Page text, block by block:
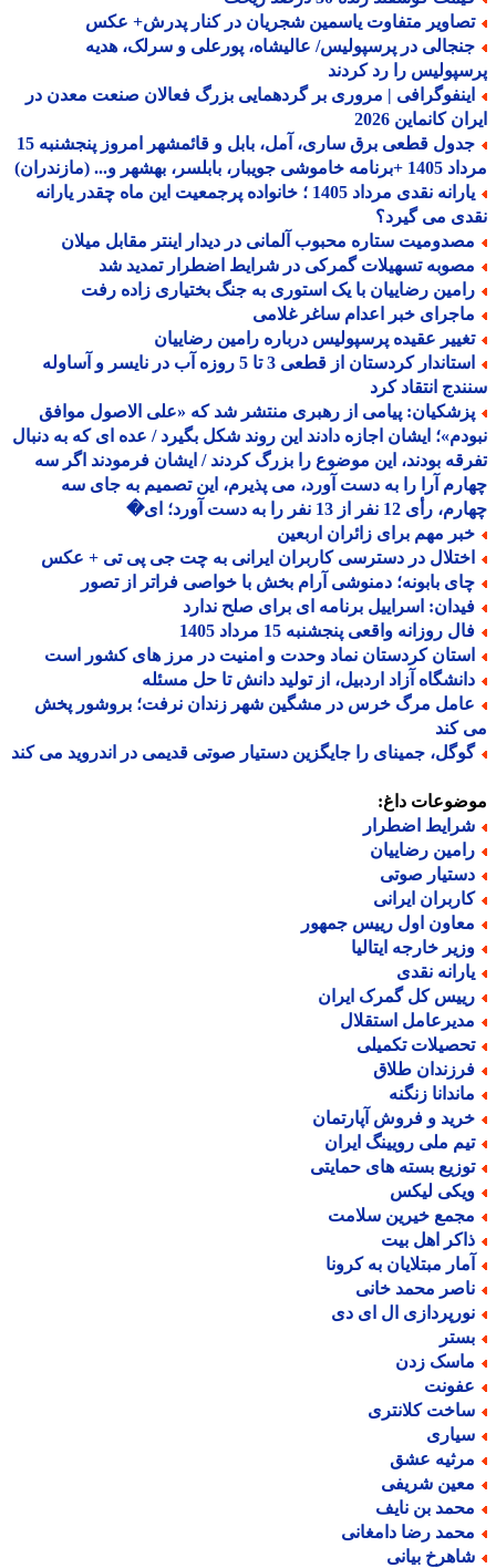
متفاوت یاسمین شجریان در کنار پدرش+ عکس
در پرسپولیس/ عالیشاه، پورعلی و سرلک، هدیه
را رد کردند
| مروری بر گردهمایی بزرگ فعالان صنعت معدن در
کانماین 2026
جدول قطعی برق ساری، آمل، بابل و قائمشهر امروز پنجشنبه 15
بابلسر، بهشهر و... (مازندران)
یارانه نقدی مرداد 1405 ؛ خانواده پرجمعیت این ماه چقدر یارانه
می گیرد؟
ستاره محبوب آلمانی در دیدار اینتر مقابل میلان
تسهیلات گمرکی در شرایط اضطرار تمدید شد
رضاییان با یک استوری به جنگ بختیاری زاده رفت
خبر اعدام ساغر غلامی
عقیده پرسپولیس درباره رامین رضاییان
استاندار کردستان از قطعی 3 تا 5 روزه آب در نایسر و آساوله
انتقاد کرد
پیامی از رهبری منتشر شد که «علی الاصول موافق
ایشان اجازه دادند این روند شکل بگیرد / عده ای که به دنبال
بودند، این موضوع را بزرگ کردند / ایشان فرمودند اگر سه
آرا را به دست آورد، می پذیرم، این تصمیم به جای سه
نفر از 13 نفر را به دست آورد؛ ای�
مهم برای زائران اربعین
در دسترسی کاربران ایرانی به چت جی پی تی + عکس
بابونه؛ دمنوشی آرام بخش با خواصی فراتر از تصور
اسراییل برنامه ای برای صلح ندارد
روزانه واقعی پنجشنبه 15 مرداد 1405
کردستان نماد وحدت و امنیت در مرز های کشور است
آزاد اردبیل، از تولید دانش تا حل مسئله
مرگ خرس در مشگین شهر زندان نرفت؛ بروشور پخش
کند
جمینای را جایگزین دستیار صوتی قدیمی در اندروید می کند
داغ:
اضطرار
رضاییان
صوتی
ایرانی
اول رییس جمهور
خارجه ایتالیا
نقدی
کل گمرک ایران
استقلال
تکمیلی
طلاق
زنگنه
و فروش آپارتمان
ملی رویینگ ایران
بسته های حمایتی
لیکس
خیرین سلامت
اهل بیت
مبتلایان به کرونا
محمد خانی
ال ای دی
زدن
کلانتری
عشق
شریفی
بن نایف
رضا دامغانی
بیانی